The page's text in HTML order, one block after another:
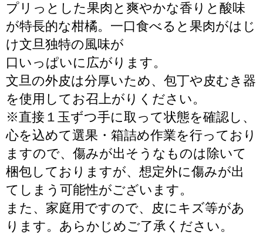
プリっとした果肉と爽やかな香りと酸味
が特長的な柑橘。一口食べると果肉がはじ
け文旦独特の風味が
口いっぱいに広がります。
文旦の外皮は分厚いため、包丁や皮むき器
を使用してお召上がりください。
※直接１玉ずつ手に取って状態を確認し、
心を込めて選果・箱詰め作業を行っており
ますので、傷みが出そうなものは除いて
梱包しておりますが、想定外に傷みが出
てしまう可能性がございます。
また、家庭用ですので、皮にキズ等があ
ります。あらかじめご了承ください。